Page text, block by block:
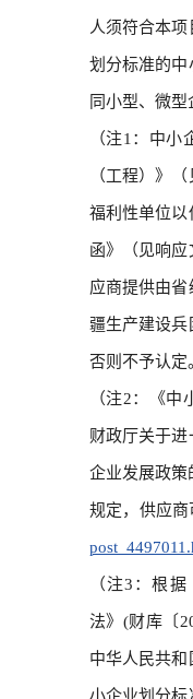
人须符合本
划分标准的
同小型、微型
（注1：中
（工程）》
福利性单位以
函》（见响
应商提供由
疆生产建设兵
否则不予认定
（注2：《
财政厅关于
企业发展政策
规定，供应商
（注3：根
法》(财库〔
中华人民共
小企业划分